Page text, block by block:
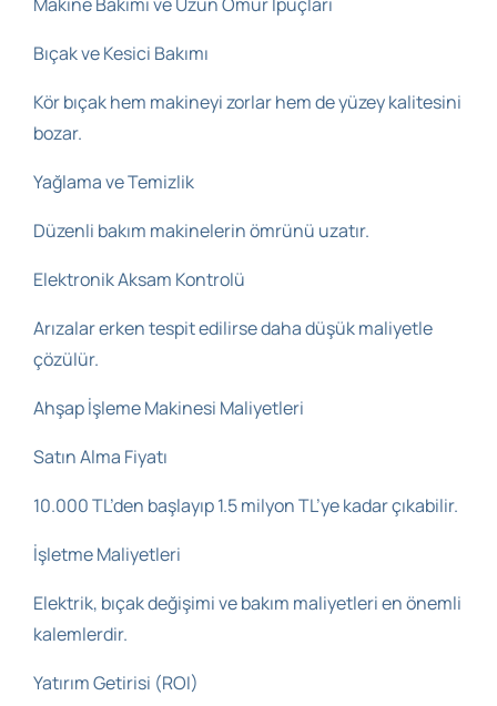
Bıçak ve Kesici Bakımı
Kör bıçak hem makineyi zorlar hem de yüzey kalitesini
bozar.
Yağlama ve Temizlik
Düzenli bakım makinelerin ömrünü uzatır.
Elektronik Aksam Kontrolü
Arızalar erken tespit edilirse daha düşük maliyetle
çözülür.
Ahşap İşleme Makinesi Maliyetleri
Satın Alma Fiyatı
10.000 TL’den başlayıp 1.5 milyon TL’ye kadar çıkabilir.
İşletme Maliyetleri
Elektrik, bıçak değişimi ve bakım maliyetleri en önemli
kalemlerdir.
Yatırım Getirisi (ROI)